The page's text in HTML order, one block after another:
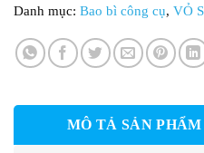
Danh mục: Bao bì công cụ, VỎ
MÔ TẢ SẢN PHẨM